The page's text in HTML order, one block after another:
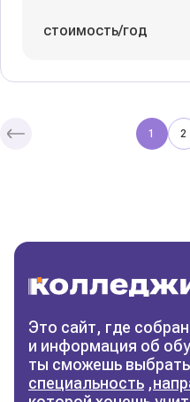
стоимость/год
колледж
1 2
Это сайт, где
и информация об
ты сможешь
специальность ,